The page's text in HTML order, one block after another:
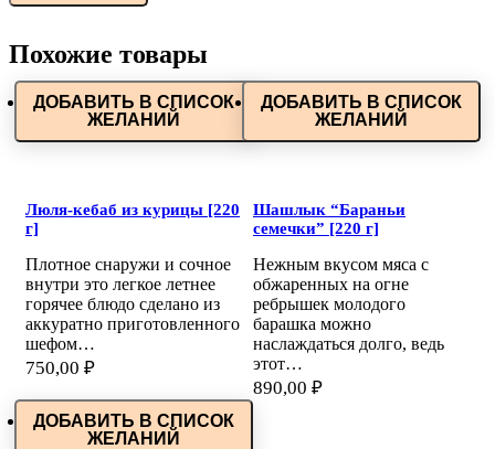
Похожие товары
ДОБАВИТЬ В СПИСОК
ЖЕЛАНИЙ
Люля-кебаб из курицы [220
г]
Плотное снаружи и сочное
внутри это легкое летнее
горячее блюдо сделано из
аккуратно приготовленного
шефом…
750,00 ₽
ДОБАВИТЬ В СПИСОК
ЖЕЛАНИЙ
Шашлык “Бараньи
семечки” [220 г]
Нежным вкусом мяса с
обжаренных на огне
ребрышек молодого
барашка можно
наслаждаться долго, ведь
этот…
890,00 ₽
ДОБАВИТЬ В СПИСОК
ЖЕЛАНИЙ